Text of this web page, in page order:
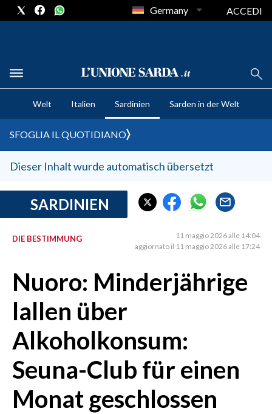
CRONACA SARDEGNA
CAGLIARI
SULCIS IGLESIENTE
MEDIO CAMPIDANO
SASSARI E PROVINCIA
GALLURA
NUORO E PROVINCIA
CRONACA
ITALIA
MONDO
POLITICA
ECONOMIA
Germany ACCEDI
Welt Italien Sardinien Sarden in der Welt
SFOGLIA IL QUOTIDIANO
Dieser Inhalt wurde automatisch übersetzt
SARDINIEN
DIE BESTIMMUNG
11 maggio 2026 alle 14:04
aggiornato il 11 maggio 2026 alle 17:24
Nuoro: Minderjährige
lallen über
Alkoholkonsum:
Seuna-Club für einen
Monat geschlossen